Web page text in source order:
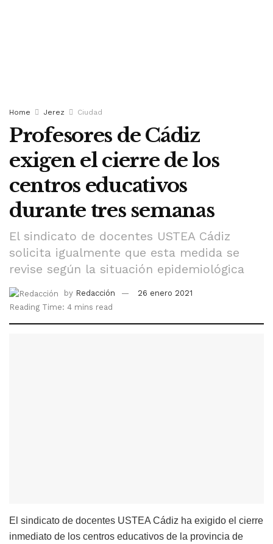
Home Jerez Ciudad
Profesores de Cádiz
exigen el cierre de los
centros educativos
durante tres semanas
El sindicato de docentes USTEA Cádiz
solicita igualmente que esta medida se
revise según la situación epidemiológica
by Redacción
26 enero 2021
Reading Time: 4 mins read
El sindicato de docentes USTEA Cádiz ha exigido el cierre
inmediato de los centros educativos de la provincia de